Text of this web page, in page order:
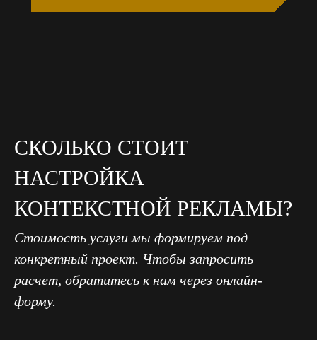
СКОЛЬКО СТОИТ
НАСТРОЙКА
КОНТЕКСТНОЙ РЕКЛАМЫ?
Стоимость услуги мы формируем под
конкретный проект. Чтобы запросить
расчет, обратитесь к нам через онлайн-
форму.